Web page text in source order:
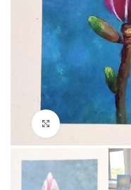
Click to enlarge